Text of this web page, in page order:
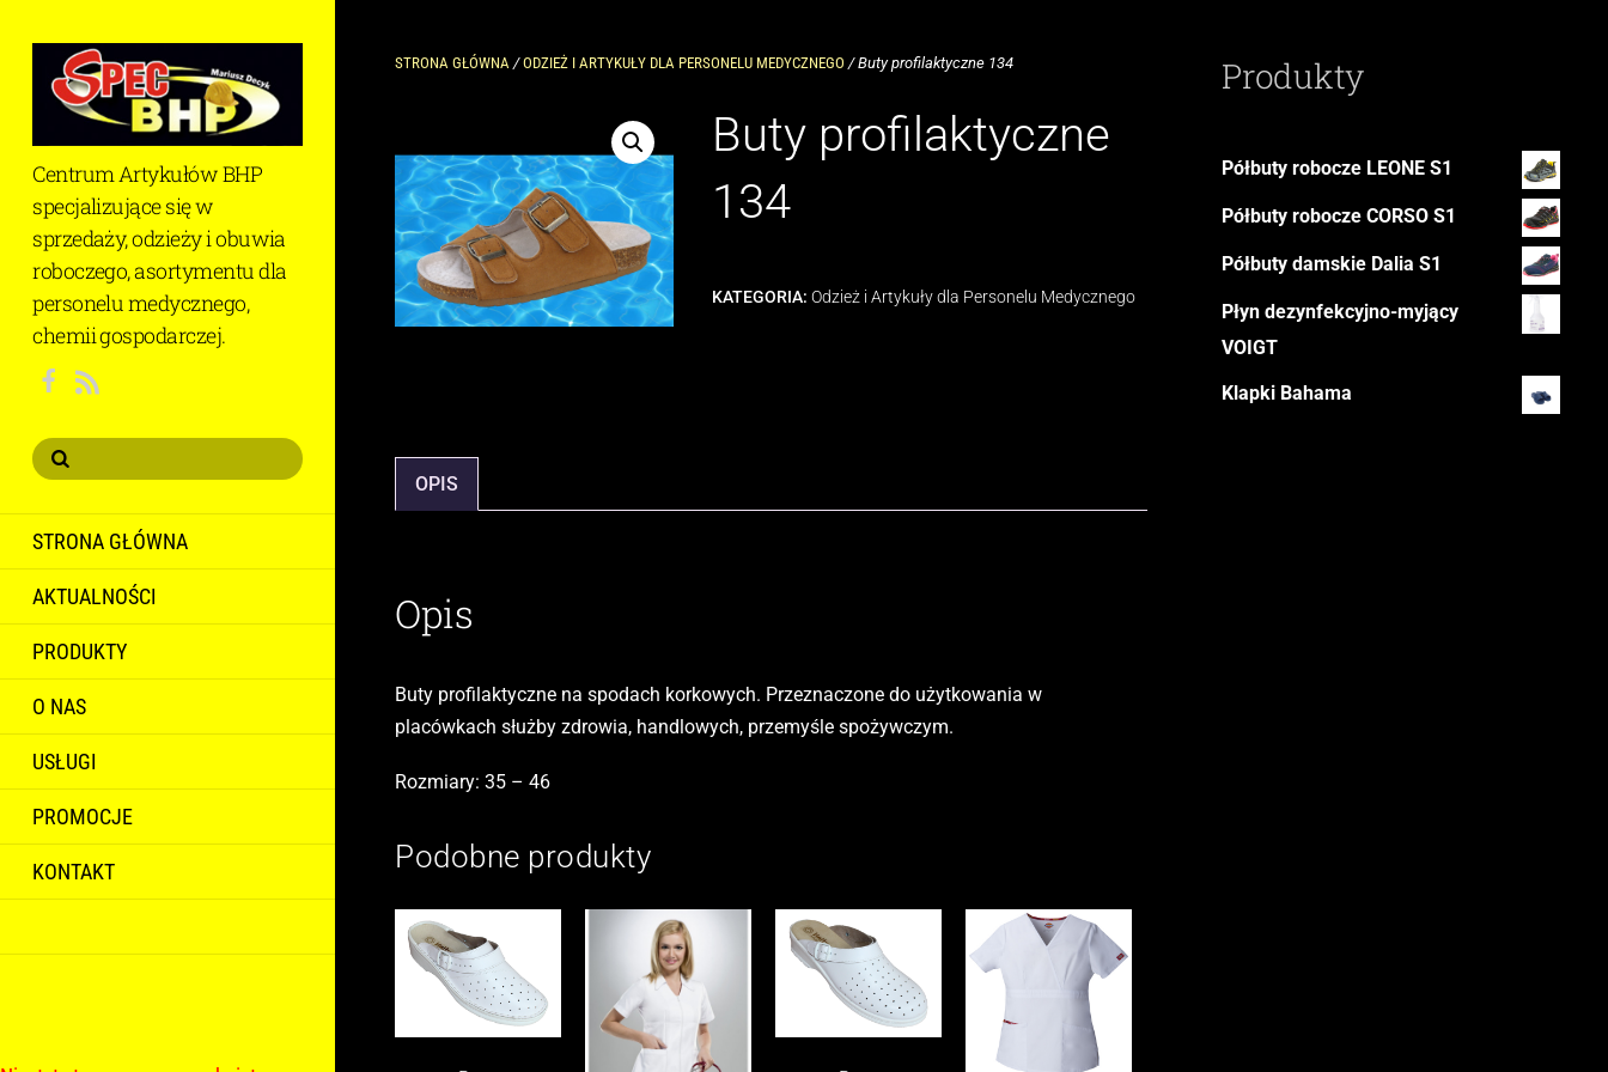
Centrum Artykułów BHP
specjalizujące się w
sprzedaży, odzieży i obuwia
roboczego, asortymentu dla
personelu medycznego,
chemii gospodarczej.
RSS
STRONA GŁÓWNA
AKTUALNOŚCI
PRODUKTY
O NAS
USŁUGI
PROMOCJE
KONTAKT
STRONA GŁÓWNA /ODZIEŻ I ARTYKUŁY DLA PERSONELU MEDYCZNEGO / Buty profilaktyczne 134
Buty profilaktyczne
134
KATEGORIA: Odzież i Artykuły dla Personelu Medycznego
OPIS
Opis
Buty profilaktyczne na spodach korkowych. Przeznaczone do użytkowania w
placówkach służby zdrowia, handlowych, przemyśle spożywczym.
Rozmiary: 35 – 46
Podobne produkty
Produkty
Półbuty robocze LEONE S1
Półbuty robocze CORSO S1
Półbuty damskie Dalia S1
Płyn dezynfekcyjno-myjący
VOIGT
Klapki Bahama